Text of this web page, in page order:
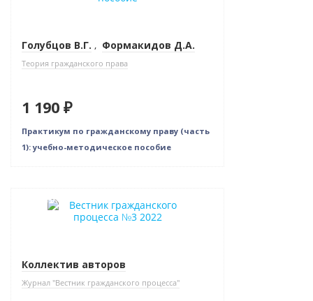
Голубцов В.Г. , Формакидов Д.А.
Теория гражданского права
1 190 ₽
Практикум по гражданскому праву (часть
1): учебно-методическое пособие
Новинка
Коллектив авторов
Журнал "Вестник гражданского процесса"